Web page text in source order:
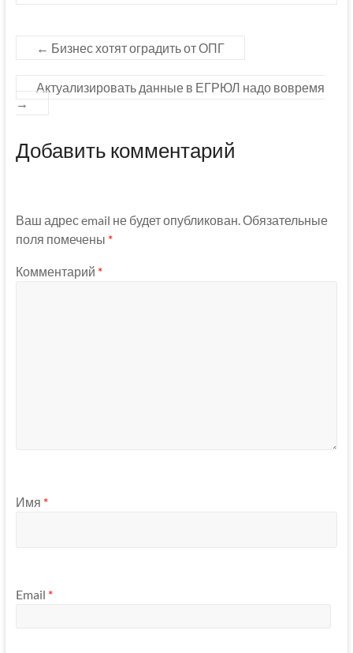
← Бизнес хотят оградить от ОПГ
Актуализировать данные в ЕГРЮЛ надо вовремя
→
Добавить комментарий
Ваш адрес email не будет опубликован. Обязательные
поля помечены *
Комментарий *
Имя *
Email *